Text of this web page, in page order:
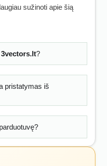
sužinoti apie šią
3vectors.lt?
pristatymas iš